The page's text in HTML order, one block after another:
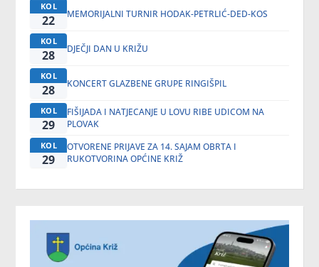
KOL
22 MEMORIJALNI TURNIR HODAK-PETRLIĆ-DED-KOS
KOL
28 DJEČJI DAN U KRIŽU
KOL
28 KONCERT GLAZBENE GRUPE RINGIŠPIL
KOL
29
FIŠIJADA I NATJECANJE U LOVU RIBE UDICOM NA
PLOVAK
KOL
29
OTVORENE PRIJAVE ZA 14. SAJAM OBRTA I
RUKOTVORINA OPĆINE KRIŽ